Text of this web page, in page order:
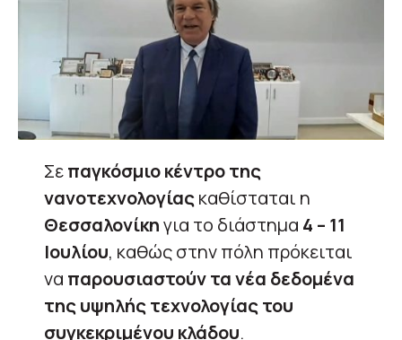
Σεπαγκόσμιο κέντρο της
νανοτεχνολογίαςκαθίσταται η
Θεσσαλονίκηγια το διάστημα 4 – 11
Ιουλίου, καθώς στην πόλη πρόκειται
να παρουσιαστούν τα νέα δεδομένα
της υψηλής τεχνολογίας του
συγκεκριμένου κλάδου.